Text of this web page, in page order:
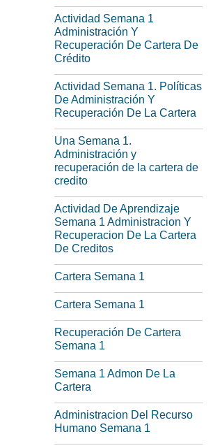
Actividad Semana 1
Administración Y
Recuperación De Cartera De
Crédito
Actividad Semana 1. Políticas
De Administración Y
Recuperación De La Cartera
Una Semana 1.
Administración y
recuperación de la cartera de
credito
Actividad De Aprendizaje
Semana 1 Administracion Y
Recuperacion De La Cartera
De Creditos
Cartera Semana 1
Cartera Semana 1
Recuperación De Cartera
Semana 1
Semana 1 Admon De La
Cartera
Administracion Del Recurso
Humano Semana 1